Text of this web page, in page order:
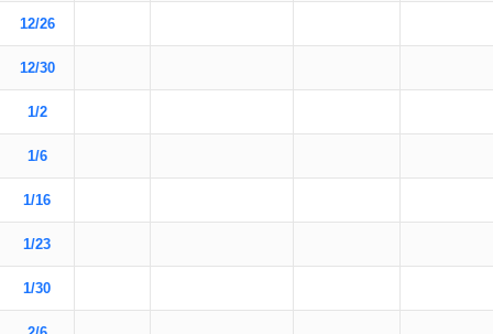
12/26
12/30
1/2
1/6
1/16
1/23
1/30